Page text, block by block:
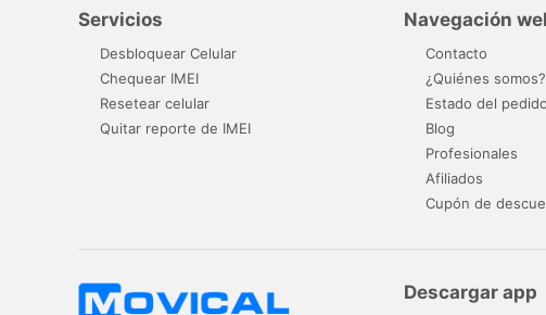
Servicios
Desbloquear Celular
Chequear IMEI
Resetear celular
Quitar reporte de IMEI
Navegación
Contacto
¿Quiénes somos?
Estado del pedido
Blog
Profesionales
Afiliados
Cupón de
Descargar app